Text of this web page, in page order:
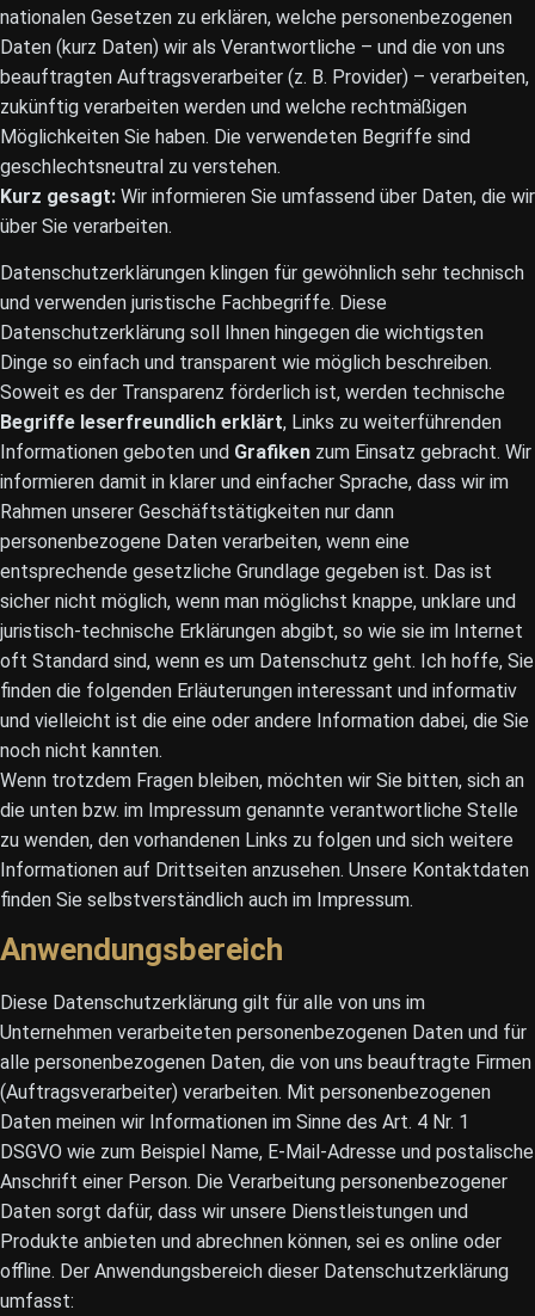
nationalen Gesetzen zu erklären, welche personenbezogenen
Daten (kurz Daten) wir als Verantwortliche – und die von uns
beauftragten Auftragsverarbeiter (z. B. Provider) – verarbeiten,
zukünftig verarbeiten werden und welche rechtmäßigen
Möglichkeiten Sie haben. Die verwendeten Begriffe sind
geschlechtsneutral zu verstehen.
Kurz gesagt: Wir informieren Sie umfassend über Daten, die wir
über Sie verarbeiten.
Datenschutzerklärungen klingen für gewöhnlich sehr technisch
und verwenden juristische Fachbegriffe. Diese
Datenschutzerklärung soll Ihnen hingegen die wichtigsten
Dinge so einfach und transparent wie möglich beschreiben.
Soweit es der Transparenz förderlich ist, werden technische
Begriffe leserfreundlich erklärt, Links zu weiterführenden
Informationen geboten und Grafiken zum Einsatz gebracht. Wir
informieren damit in klarer und einfacher Sprache, dass wir im
Rahmen unserer Geschäftstätigkeiten nur dann
personenbezogene Daten verarbeiten, wenn eine
entsprechende gesetzliche Grundlage gegeben ist. Das ist
sicher nicht möglich, wenn man möglichst knappe, unklare und
juristisch-technische Erklärungen abgibt, so wie sie im Internet
oft Standard sind, wenn es um Datenschutz geht. Ich hoffe, Sie
finden die folgenden Erläuterungen interessant und informativ
und vielleicht ist die eine oder andere Information dabei, die Sie
noch nicht kannten.
Wenn trotzdem Fragen bleiben, möchten wir Sie bitten, sich an
die unten bzw. im Impressum genannte verantwortliche Stelle
zu wenden, den vorhandenen Links zu folgen und sich weitere
Informationen auf Drittseiten anzusehen. Unsere Kontaktdaten
finden Sie selbstverständlich auch im Impressum.
Anwendungsbereich
Diese Datenschutzerklärung gilt für alle von uns im
Unternehmen verarbeiteten personenbezogenen Daten und für
alle personenbezogenen Daten, die von uns beauftragte Firmen
(Auftragsverarbeiter) verarbeiten. Mit personenbezogenen
Daten meinen wir Informationen im Sinne des Art. 4 Nr. 1
DSGVO wie zum Beispiel Name, E-Mail-Adresse und postalische
Anschrift einer Person. Die Verarbeitung personenbezogener
Daten sorgt dafür, dass wir unsere Dienstleistungen und
Produkte anbieten und abrechnen können, sei es online oder
offline. Der Anwendungsbereich dieser Datenschutzerklärung
umfasst: